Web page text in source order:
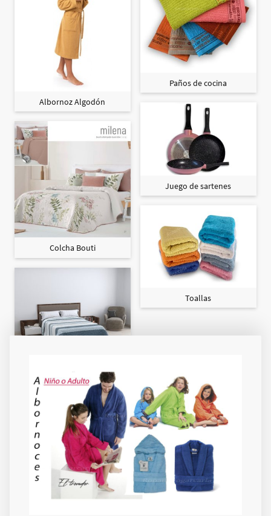
Albornoz Algodón
Colcha Bouti
Colcha Maxi
Paños de cocina
Juego de sartenes
Toallas